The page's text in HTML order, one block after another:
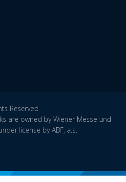
Reserved
are owned by Wiener Messe und
license by ABF, a.s.